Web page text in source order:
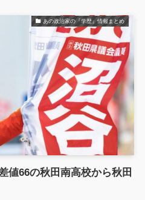
あの政治家の『学歴』情報まとめ
値66の秋田南高校から秋田